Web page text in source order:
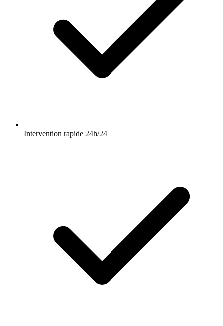
Intervention rapide 24h/24